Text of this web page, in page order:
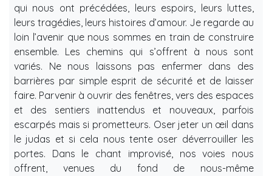
qui nous ont précédées, leurs espoirs, leurs luttes,
leurs tragédies, leurs histoires d’amour. Je regarde au
loin l’avenir que nous sommes en train de construire
ensemble. Les chemins qui s’offrent à nous sont
variés. Ne nous laissons pas enfermer dans des
barrières par simple esprit de sécurité et de laisser
faire. Parvenir à ouvrir des fenêtres, vers des espaces
et des sentiers inattendus et nouveaux, parfois
escarpés mais si prometteurs. Oser jeter un œil dans
le judas et si cela nous tente oser déverrouiller les
portes. Dans le chant improvisé, nos voies nous
offrent, venues du fond de nous-même